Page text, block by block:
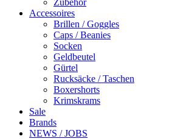
Zubehör
Accessoires
Brillen / Goggles
Caps / Beanies
Socken
Geldbeutel
Gürtel
Rucksäcke / Taschen
Boxershorts
Krimskrams
Sale
Brands
NEWS / JOBS